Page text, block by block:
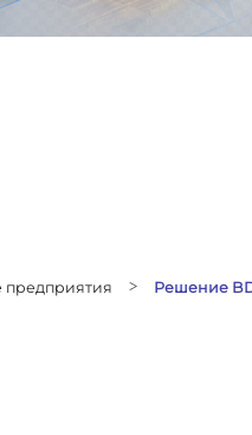
> Решение